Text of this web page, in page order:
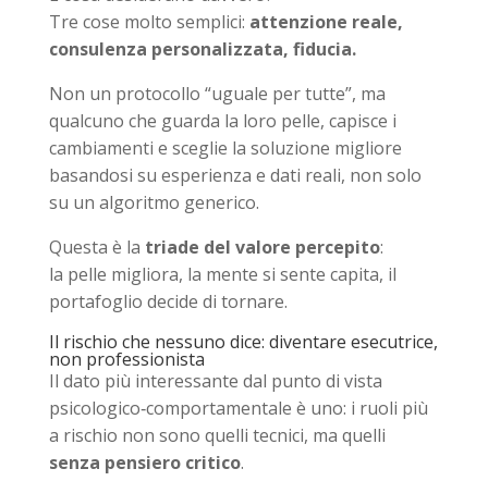
Tre cose molto semplici: attenzione reale,
consulenza personalizzata, fiducia.
Non un protocollo “uguale per tutte”, ma
qualcuno che guarda la loro pelle, capisce i
cambiamenti e sceglie la soluzione migliore
basandosi su esperienza e dati reali, non solo
su un algoritmo generico.
Questa è la triade del valore percepito:
la pelle migliora, la mente si sente capita, il
portafoglio decide di tornare.
Il rischio che nessuno dice: diventare esecutrice,
non professionista
Il dato più interessante dal punto di vista
psicologico‑comportamentale è uno: i ruoli più
a rischio non sono quelli tecnici, ma quelli
senza pensiero critico.